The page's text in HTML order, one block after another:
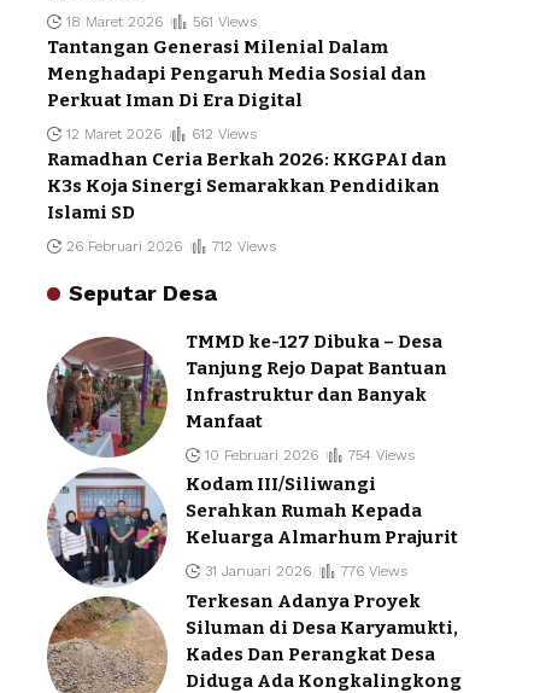
18 Maret 2026 561 Views
Tantangan Generasi Milenial Dalam
Menghadapi Pengaruh Media Sosial dan
Perkuat Iman Di Era Digital
12 Maret 2026 612 Views
Ramadhan Ceria Berkah 2026: KKGPAI dan
K3s Koja Sinergi Semarakkan Pendidikan
Islami SD
26 Februari 2026 712 Views
Seputar Desa
TMMD ke-127 Dibuka – Desa
Tanjung Rejo Dapat Bantuan
Infrastruktur dan Banyak
Manfaat
10 Februari 2026 754 Views
Kodam III/Siliwangi
Serahkan Rumah Kepada
Keluarga Almarhum Prajurit
31 Januari 2026 776 Views
Terkesan Adanya Proyek
Siluman di Desa Karyamukti,
Kades Dan Perangkat Desa
Diduga Ada Kongkalingkong